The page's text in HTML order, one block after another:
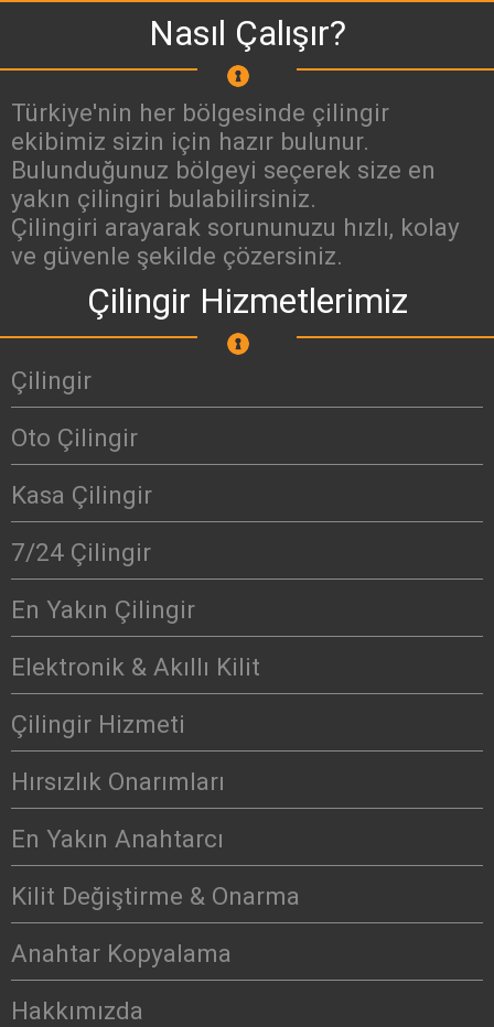
Nasıl Çalışır?
Türkiye'nin her bölgesinde çilingir
ekibimiz sizin için hazır bulunur.
Bulunduğunuz bölgeyi seçerek size en
yakın çilingiri bulabilirsiniz.
Çilingiri arayarak sorununuzu hızlı, kolay
ve güvenle şekilde çözersiniz.
Çilingir Hizmetlerimiz
Çilingir
Oto Çilingir
Kasa Çilingir
7/24 Çilingir
En Yakın Çilingir
Elektronik & Akıllı Kilit
Çilingir Hizmeti
Hırsızlık Onarımları
En Yakın Anahtarcı
Kilit Değiştirme & Onarma
Anahtar Kopyalama
Hakkımızda